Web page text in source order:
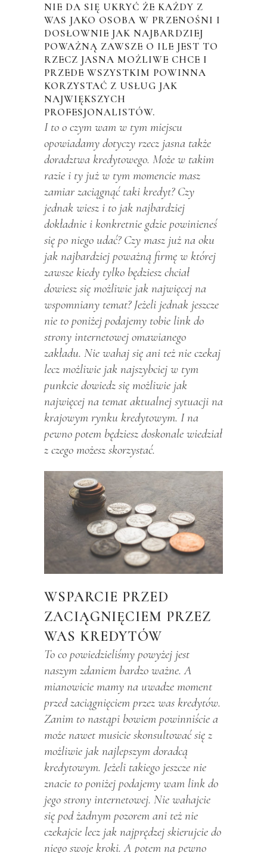
NIE DA SIĘ UKRYĆ ŻE KAŻDY Z
WAS JAKO OSOBA W PRZENOŚNI I
DOSŁOWNIE JAK NAJBARDZIEJ
POWAŻNĄ ZAWSZE O ILE JEST TO
RZECZ JASNA MOŻLIWE CHCE I
PRZEDE WSZYSTKIM POWINNA
KORZYSTAĆ Z USŁUG JAK
NAJWIĘKSZYCH
PROFESJONALISTÓW.
I to o czym wam w tym miejscu
opowiadamy dotyczy rzecz jasna także
doradztwa kredytowego. Może w takim
razie i ty już w tym momencie masz
zamiar zaciągnąć taki kredyt? Czy
jednak wiesz i to jak najbardziej
dokładnie i konkretnie gdzie powinieneś
się po niego udać? Czy masz już na oku
jak najbardziej poważną firmę w której
zawsze kiedy tylko będziesz chciał
dowiesz się możliwie jak najwięcej na
wspomniany temat? Jeżeli jednak jeszcze
nie to poniżej podajemy tobie link do
strony internetowej omawianego
zakładu. Nie wahaj się ani też nie czekaj
lecz możliwie jak najszybciej w tym
punkcie dowiedz się możliwie jak
najwięcej na temat aktualnej sytuacji na
krajowym rynku kredytowym. I na
pewno potem będziesz doskonale wiedział
z czego możesz skorzystać.
WSPARCIE PRZED
ZACIĄGNIĘCIEM PRZEZ
WAS KREDYTÓW
To co powiedzieliśmy powyżej jest
naszym zdaniem bardzo ważne. A
mianowicie mamy na uwadze moment
przed zaciągnięciem przez was kredytów.
Zanim to nastąpi bowiem powinniście a
może nawet musicie skonsultować się z
możliwie jak najlepszym doradcą
kredytowym. Jeżeli takiego jeszcze nie
znacie to poniżej podajemy wam link do
jego strony internetowej. Nie wahajcie
się pod żadnym pozorem ani też nie
czekajcie lecz jak najprędzej skierujcie do
niego swoje kroki. A potem na pewno